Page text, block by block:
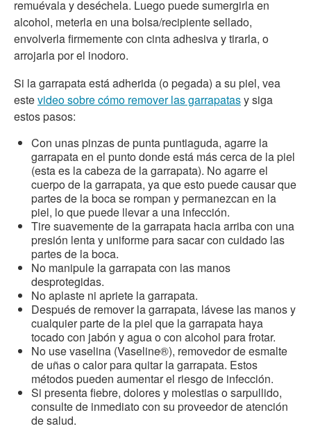
remuévala y deséchela. Luego puede sumergirla en
alcohol, meterla en una bolsa/recipiente sellado,
envolverla firmemente con cinta adhesiva y tirarla, o
arrojarla por el inodoro.
Si la garrapata está adherida (o pegada) a su piel, vea
estevideo sobre cómo remover las garrapatasy siga
estos pasos:
Con unas pinzas de punta puntiaguda, agarre la
garrapata en el punto donde está más cerca de la piel
(esta es la cabeza de la garrapata). No agarre el
cuerpo de la garrapata, ya que esto puede causar que
partes de la boca se rompan y permanezcan en la
piel, lo que puede llevar a una infección.
Tire suavemente de la garrapata hacia arriba con una
presión lenta y uniforme para sacar con cuidado las
partes de la boca.
No manipule la garrapata con las manos
desprotegidas.
No aplaste ni apriete la garrapata.
Después de remover la garrapata, lávese las manos y
cualquier parte de la piel que la garrapata haya
tocado con jabón y agua o con alcohol para frotar.
No use vaselina (Vaseline®), removedor de esmalte
de uñas o calor para quitar la garrapata. Estos
métodos pueden aumentar el riesgo de infección.
Si presenta fiebre, dolores y molestias o sarpullido,
consulte de inmediato con su proveedor de atención
de salud.